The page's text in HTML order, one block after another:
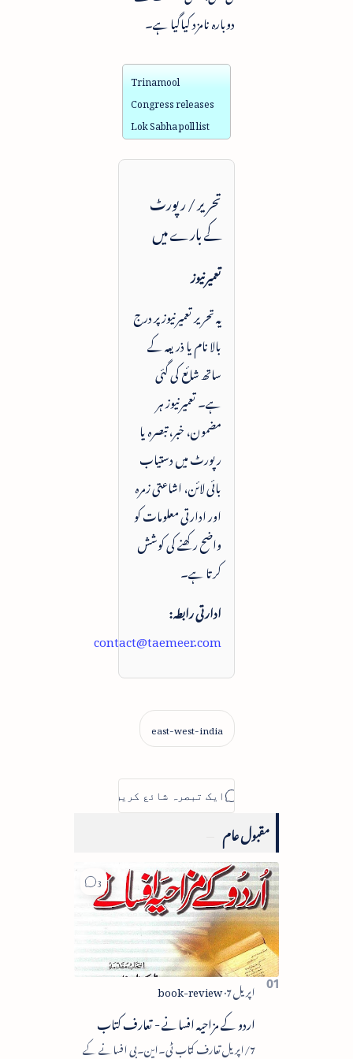
دوبارہ نامزد کیاگیا ہے۔
Trinamool
Congress releases
Lok Sabha poll list
تحریر / رپورٹ
کے بارے میں
تعمیرنیوز
یہ تحریر تعمیرنیوز پر درج
بالا نام یا ذریعہ کے
ساتھ شائع کی گئی
ہے۔ تعمیرنیوز ہر
مضمون، خبر، تبصرہ یا
رپورٹ میں دستیاب
بائی لائن، اشاعتی زمرہ
اور ادارتی معلومات کو
واضح رکھنے کی کوشش
کرتا ہے۔
ادارتی رابطہ:
contact@taemeer.com
مقبول عام
اردو کے مزاحیہ افسانے - تعارف کتاب
7/اپریل تعارف کتاب ٹی۔این۔بی افسانے کے